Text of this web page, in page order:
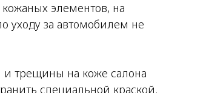
элементов, на
уходу за автомобилем не
трещины на коже салона
специальной краской.